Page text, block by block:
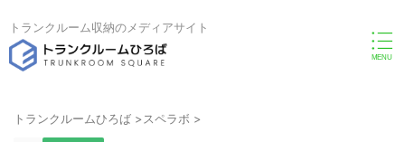
トランクルーム収納のメディアサイト
トランクルームひろば >スペラボ >